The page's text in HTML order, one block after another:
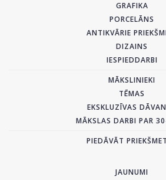
GRAFIKA
PORCELĀNS
ANTIKVĀRIE
DIZAINS
IESPIEDDARBI
MĀKSLINIEKI
TĒMAS
EKSKLUZĪVAS
MĀKSLAS DARBI PAR
PIEDĀVĀT
JAUNUMI